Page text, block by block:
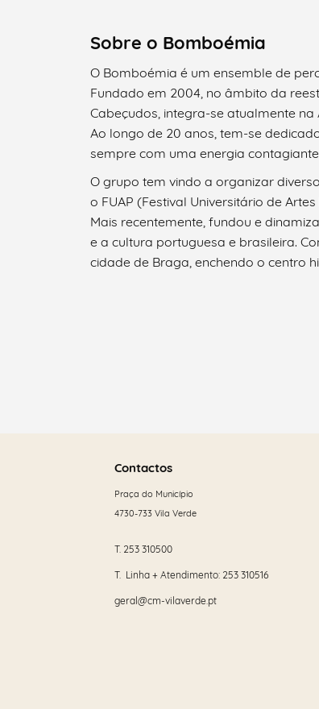
Sobre o Bomboémia
O Bomboémia é um ensemble de
Fundado em 2004, no âmbito da
Cabeçudos, integra-se atualmente na
Ao longo de 20 anos, tem-se
sempre com uma energia
O grupo tem vindo a organizar
o FUAP (Festival Universitário de
Mais recentemente, fundou e
e a cultura portuguesa e brasileira.
cidade de Braga, enchendo o centro
Contactos
Praça do Município
4730-733 Vila Verde
T. 253 310500
T. Linha + Atendimento: 253 310516
geral@cm-vilaverde.pt